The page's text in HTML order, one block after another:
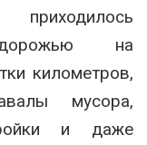
на
километров,
мусора,
и даже